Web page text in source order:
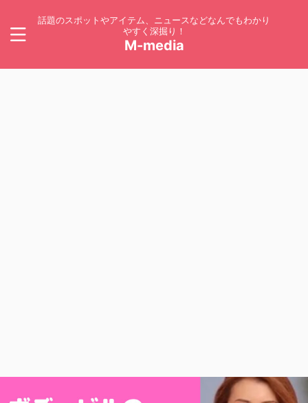
話題のスポットやアイテム、ニュースなどなんでもわかり
やすく深掘り！
M-media